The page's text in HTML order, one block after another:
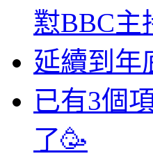
懟BBC主
延續到年
已有3個
了🥳